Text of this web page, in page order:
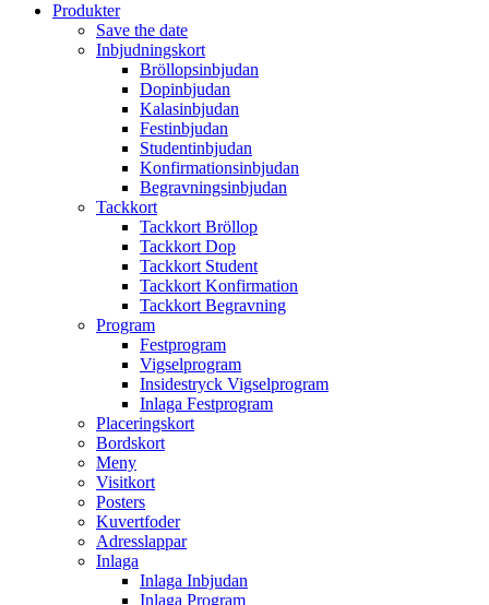
Produkter
Save the date
Inbjudningskort
Bröllopsinbjudan
Dopinbjudan
Kalasinbjudan
Festinbjudan
Studentinbjudan
Konfirmationsinbjudan
Begravningsinbjudan
Tackkort
Tackkort Bröllop
Tackkort Dop
Tackkort Student
Tackkort Konfirmation
Tackkort Begravning
Program
Festprogram
Vigselprogram
Insidestryck Vigselprogram
Inlaga Festprogram
Placeringskort
Bordskort
Meny
Visitkort
Posters
Kuvertfoder
Adresslappar
Inlaga
Inlaga Inbjudan
Inlaga Program